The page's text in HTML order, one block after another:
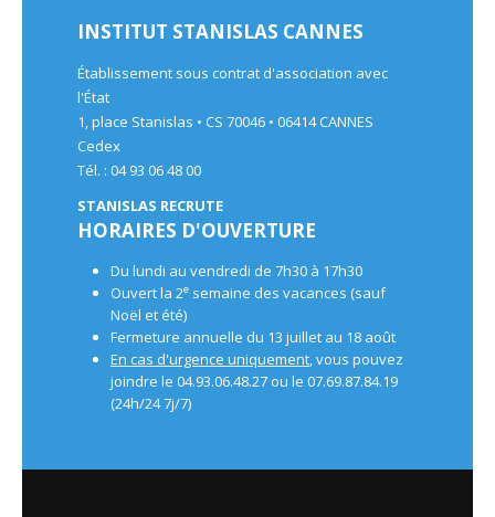
INSTITUT STANISLAS CANNES
Établissement sous contrat d'association avec
l'État
1, place Stanislas • CS 70046 • 06414 CANNES
Cedex
Tél. : 04 93 06 48 00
STANISLAS RECRUTE
HORAIRES D'OUVERTURE
Du lundi au vendredi de 7h30 à 17h30
Ouvert la 2e semaine des vacances (sauf
Noël et été)
Fermeture annuelle du 13 juillet au 18 août
En cas d'urgence uniquement, vous pouvez
joindre le 04.93.06.48.27 ou le 07.69.87.84.19
(24h/24 7j/7)